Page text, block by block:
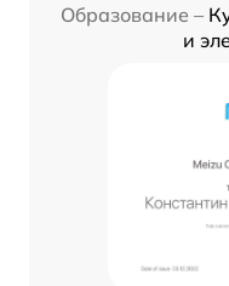
Образование –
и